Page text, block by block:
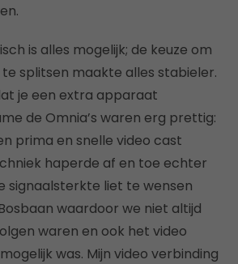
is alles mogelijk; de keuze om
splitsen maakte alles stabieler.
je een extra apparaat
de Omnia’s waren erg prettig:
prima en snelle video cast
haperde af en toe echter
signaalsterkte liet te wensen
waardoor we niet altijd
waren en ook het video
was. Mijn video verbinding